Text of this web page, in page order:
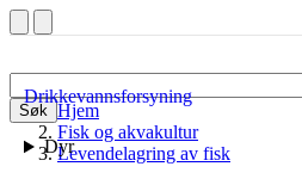
Søk
Drikkevannsforsyning
Dyr
Hjem
Fisk og akvakultur
Levendelagring av fisk